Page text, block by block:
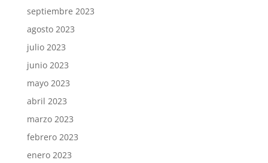
septiembre 2023
agosto 2023
julio 2023
junio 2023
mayo 2023
abril 2023
marzo 2023
febrero 2023
enero 2023